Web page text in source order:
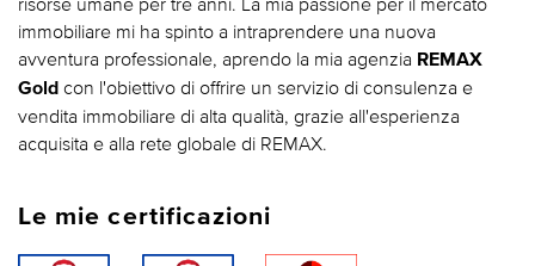
immobiliare mi ha spinto a intraprendere una nuova
avventura professionale, aprendo la mia agenzia REMAX
Gold con l'obiettivo di offrire un servizio di consulenza e
vendita immobiliare di alta qualità, grazie all'esperienza
acquisita e alla rete globale di REMAX.
Le mie certificazioni